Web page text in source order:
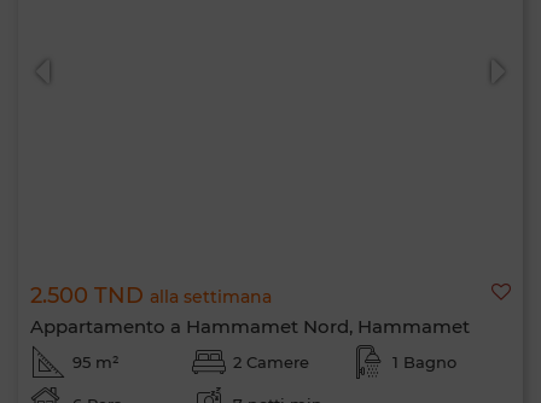
2.500 TND alla settimana
Appartamento a Hammamet Nord, Hammamet
95 m² 2 Camere 1 Bagno